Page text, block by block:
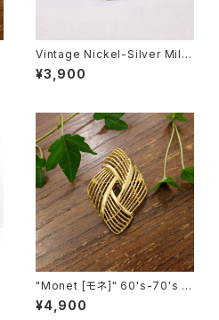
Vintage Nickel-Silver Milk
Cup [SA-12]
¥3,900
"Monet [モネ]" 60's-70's 大
きくて華やかな菱形 ヴィンテー
¥4,900